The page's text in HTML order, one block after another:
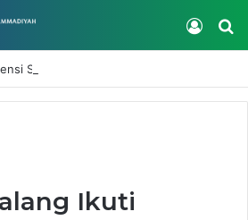
Log In
Ikuti